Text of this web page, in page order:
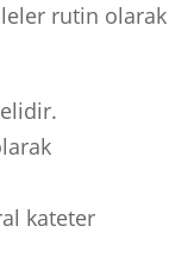
rutin olarak
kateter